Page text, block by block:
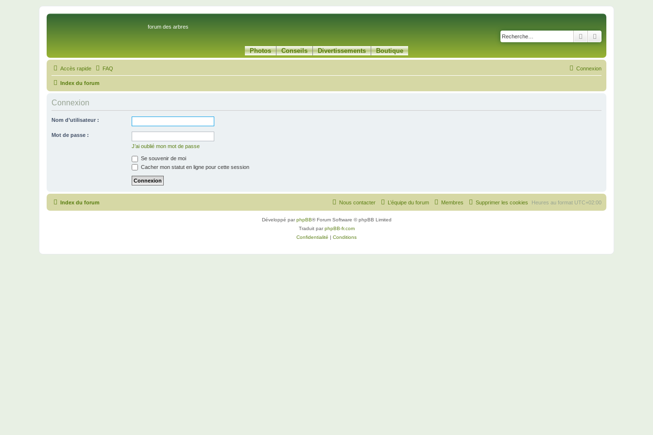
forum des arbres
Rechercher
Photos Conseils Divertissements Boutique
Accès rapide FAQ Connexion
Index du forum
Connexion
Nom d’utilisateur :
Mot de passe :
J’ai oublié mon mot de passe
Se souvenir de moi
Cacher mon statut en ligne pour cette session
Index du forum Heures au format UTC+02:00
Supprimer les cookies
Membres
L’équipe du forum
Nous contacter
Développé parphpBB® Forum Software © phpBB Limited
Traduit parphpBB-fr.com
Confidentialité | Conditions